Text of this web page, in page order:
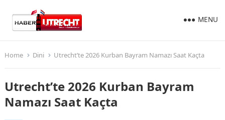
MENU
Home Dini Utrecht’te 2026 Kurban Bayram Namazı Saat Kaçta
Utrecht’te 2026 Kurban Bayram
Namazı Saat Kaçta